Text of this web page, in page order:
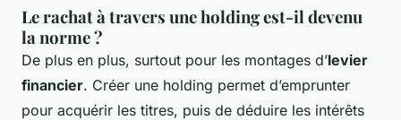
Le rachat à travers une holding est-il devenu
la norme ?
De plus en plus, surtout pour les montages d’levier
financier. Créer une holding permet d’emprunter
pour acquérir les titres, puis de déduire les intérêts